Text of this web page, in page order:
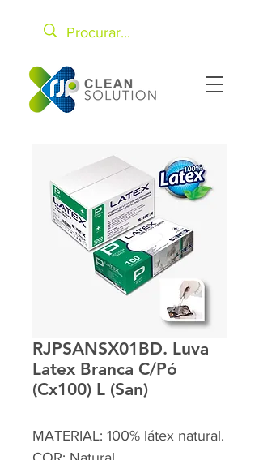
RJPSANSX01BD. Luva
Latex Branca C/Pó
(Cx100) L (San)
MATERIAL: 100% látex natural.